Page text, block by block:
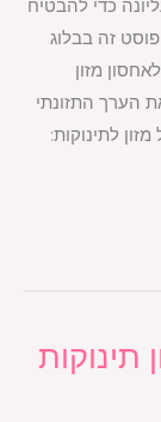
כדי להבטיח
זה בבלוג
מזון
הערך התזונתי
לתינוקות:
תינוקות